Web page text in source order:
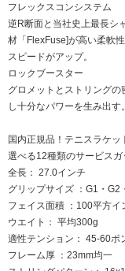
フレックスコンシステム
逆R断面と当社史上最長シ
材「FlexFuse]が高い柔軟
スピードがアップ。
ロックブースター
グロメットとストリング
し十分なパワーを生み出す。
国内正規品！テニスラケッ
選べる12種類のサービスガ
全長： 27.0インチ
グリップサイズ ：G1・G2
フェイス面積 ：100平方イ
ウエイト： 平均300g
適性テンション： 45-60ポ
フレーム厚 ：23mm均一